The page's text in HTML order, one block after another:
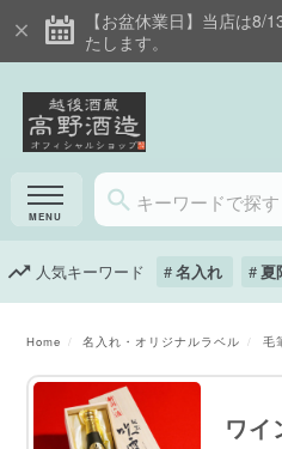
【お盆休業日】当店は8/
たします。
人気キーワード 名入れ 夏
Home 名入れ・オリジナルラベル 毛
ワイ